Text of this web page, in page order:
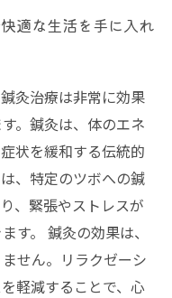
適な生活を手に入れ
灸治療は非常に効果
。鍼灸は、体のエネ
状を緩和する伝統的
、特定のツボへの鍼
、緊張やストレスが
す。 鍼灸の効果は、
せん。リラクゼーシ
軽減することで、心